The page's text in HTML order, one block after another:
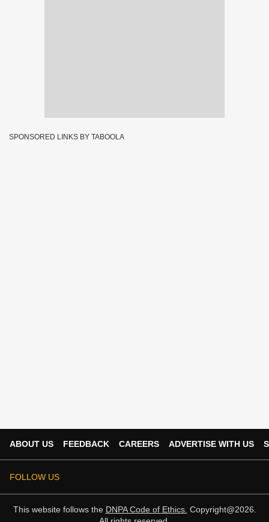
SPONSORED LINKS BY TABOOLA
ABOUT US FEEDBACK CAREERS ADVERTISE WITH US
FOLLOW US
This website follows the DNPA Code of Ethics. Copyright@2026.